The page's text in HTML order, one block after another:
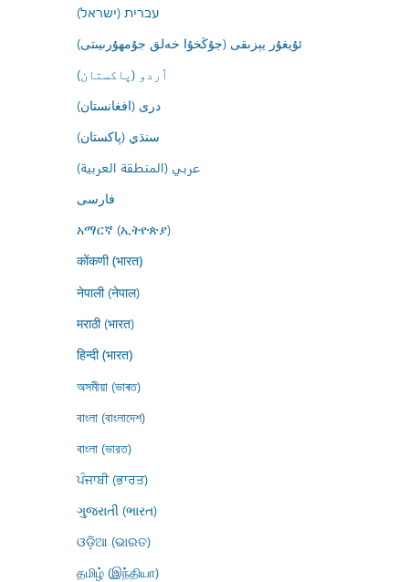
עברית (ישראל)
ئۇيغۇر يېزىقى (جۇڭخۇا خەلق جۇمھۇرىيىتى)
اُردو (پاکستان)
درى (افغانستان)
سنڌي (پاکستان)
عربي (المنطقة العربية)
فارسى
አማርኛ (ኢትዮጵያ)
कोंकणी (भारत)
नेपाली (नेपाल)
मराठी (भारत)
हिन्दी (भारत)
অসমীয়া (ভাৰত)
বাংলা (বাংলাদেশ)
বাংলা (ভারত)
ਪੰਜਾਬੀ (ਭਾਰਤ)
ગુજરાતી (ભારત)
ଓଡ଼ିଆ (ଭାରତ)
தமிழ் (இந்தியா)